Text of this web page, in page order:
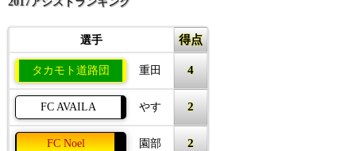
選手 得点
タカモト道路団 重田 4
FC AVAILA やす 2
FC Noel 園部 2